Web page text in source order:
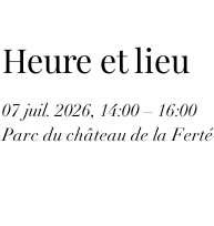
Heure et lieu
07 juil. 2026, 14:00 – 16:00
Parc du château de la